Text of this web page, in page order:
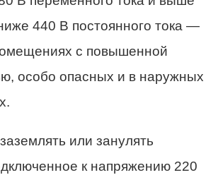
440 В постоянного тока —
с повышенной
особо опасных и в наружных
или занулять
к напряжению 220